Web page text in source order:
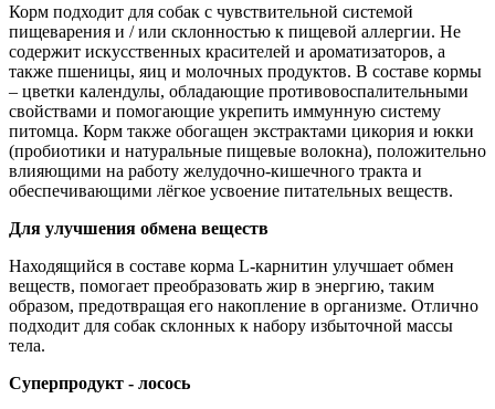
Корм подходит для собак с чувствительной системой
пищеварения и / или склонностью к пищевой аллергии. Не
содержит искусственных красителей и ароматизаторов, а
также пшеницы, яиц и молочных продуктов. В составе кормы
– цветки календулы, обладающие противовоспалительными
свойствами и помогающие укрепить иммунную систему
питомца. Корм также обогащен экстрактами цикория и юкки
(пробиотики и натуральные пищевые волокна), положительно
влияющими на работу желудочно-кишечного тракта и
обеспечивающими лёгкое усвоение питательных веществ.
Для улучшения обмена веществ
Находящийся в составе корма L-карнитин улучшает обмен
веществ, помогает преобразовать жир в энергию, таким
образом, предотвращая его накопление в организме. Отлично
подходит для собак склонных к набору избыточной массы
тела.
Суперпродукт - лосось